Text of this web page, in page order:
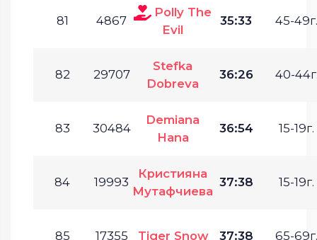
81 4867
Polly The
Evil
35:33 45-49г.
82 29707
Stefka
Dobreva
36:26 40-
83 30484
Demiana
Hana
36:54 15-19г.
84 19993
Кристияна
Мутафчиева
37:38 15-19г.
85 17355 Tiger Snow 37:38 65-69г.